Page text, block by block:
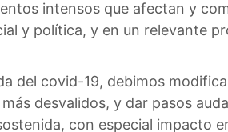
intensos que afectan y
y política, y en un relevante
del covid-19, debimos
desvalidos, y dar pasos
con especial impacto